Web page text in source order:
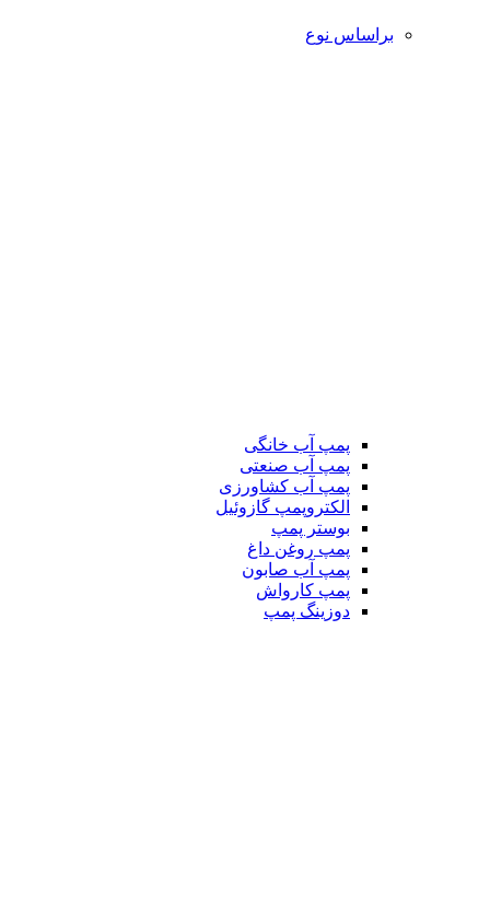
براساس نوع
پمپ آب خانگی
پمپ آب صنعتی
پمپ آب کشاورزی
الکتروپمپ گازوئیل
بوستر پمپ
پمپ روغن داغ
پمپ آب صابون
پمپ کارواش
دوزینگ پمپ